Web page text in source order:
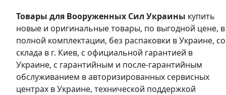
Товары для Вооруженных Сил Украины купить
новые и оригинальные товары, по выгодной цене, в
полной комплектации, без распаковки в Украине, со
склада в г. Киев, с официальной гарантией в
Украине, с гарантийным и после-гарантийным
обслуживанием в авторизированных сервисных
центрах в Украине, технической поддержкой